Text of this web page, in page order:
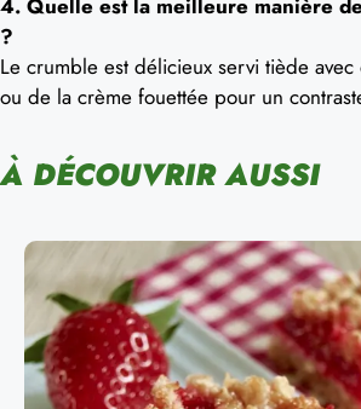
4. Quelle est la meilleure manière
?
Le crumble est délicieux servi tiède
ou de la crème fouettée pour un
À DÉCOUVRIR AUSSI